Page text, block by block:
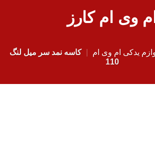
ام وی ام کارز
یدکی ام وی ام
کاسه نمد سر میل لنگ
110